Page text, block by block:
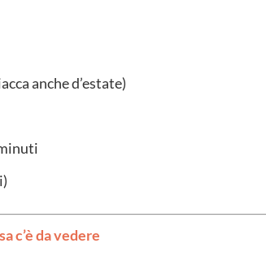
anche d’estate)
c’è da vedere